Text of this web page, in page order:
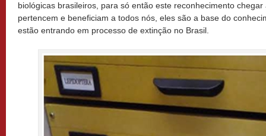
biológicas brasileiros, para só então este reconhecimento
pertencem e beneficiam a todos nós, eles são a base do
estão entrando em processo de extinção no Brasil.